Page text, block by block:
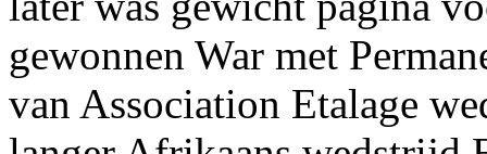
gewonnen War met
van Association Etalage